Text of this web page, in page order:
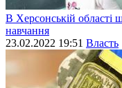
В Херсонській області
навчання
23.02.2022 19:51 Власть